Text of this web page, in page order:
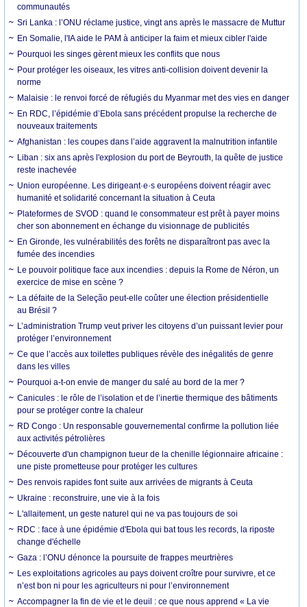
communautés
Sri Lanka : l’ONU réclame justice, vingt ans après le massacre de Muttur
En Somalie, l'IA aide le PAM à anticiper la faim et mieux cibler l'aide
Pourquoi les singes gèrent mieux les conflits que nous
Pour protéger les oiseaux, les vitres anti-collision doivent devenir la
norme
Malaisie : le renvoi forcé de réfugiés du Myanmar met des vies en danger
En RDC, l’épidémie d’Ebola sans précédent propulse la recherche de
nouveaux traitements
Afghanistan : les coupes dans l’aide aggravent la malnutrition infantile
Liban : six ans après l'explosion du port de Beyrouth, la quête de justice
reste inachevée
Union européenne. Les dirigeant·e·s européens doivent réagir avec
humanité et solidarité concernant la situation à Ceuta
Plateformes de SVOD : quand le consommateur est prêt à payer moins
cher son abonnement en échange du visionnage de publicités
En Gironde, les vulnérabilités des forêts ne disparaîtront pas avec la
fumée des incendies
Le pouvoir politique face aux incendies : depuis la Rome de Néron, un
exercice de mise en scène ?
La défaite de la Seleção peut-elle coûter une élection présidentielle
au Brésil ?
L’administration Trump veut priver les citoyens d’un puissant levier pour
protéger l’environnement
Ce que l’accès aux toilettes publiques révèle des inégalités de genre
dans les villes
Pourquoi a-t-on envie de manger du salé au bord de la mer ?
Canicules : le rôle de l’isolation et de l’inertie thermique des bâtiments
pour se protéger contre la chaleur
RD Congo : Un responsable gouvernemental confirme la pollution liée
aux activités pétrolières
Découverte d'un champignon tueur de la chenille légionnaire africaine :
une piste prometteuse pour protéger les cultures
Des renvois rapides font suite aux arrivées de migrants à Ceuta
Ukraine : reconstruire, une vie à la fois
L'allaitement, un geste naturel qui ne va pas toujours de soi
RDC : face à une épidémie d'Ebola qui bat tous les records, la riposte
change d'échelle
Gaza : l’ONU dénonce la poursuite de frappes meurtrières
Les exploitations agricoles au pays doivent croître pour survivre, et ce
n’est bon ni pour les agriculteurs ni pour l’environnement
Accompagner la fin de vie et le deuil : ce que nous apprend « La vie